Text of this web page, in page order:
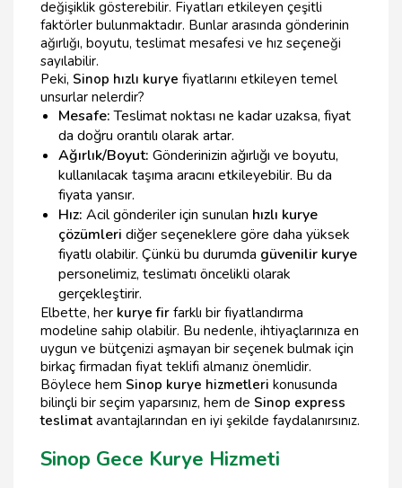
değişiklik gösterebilir. Fiyatları etkileyen çeşitli
faktörler bulunmaktadır. Bunlar arasında gönderinin
ağırlığı, boyutu, teslimat mesafesi ve hız seçeneği
sayılabilir.
Peki, Sinop hızlı kurye fiyatlarını etkileyen temel
unsurlar nelerdir?
Mesafe:Teslimat noktası ne kadar uzaksa, fiyat
da doğru orantılı olarak artar.
Ağırlık/Boyut: Gönderinizin ağırlığı ve boyutu,
kullanılacak taşıma aracını etkileyebilir. Bu da
fiyata yansır.
Hız: Acil gönderiler için sunulan hızlı kurye
çözümleri diğer seçeneklere göre daha yüksek
fiyatlı olabilir. Çünkü bu durumda güvenilir kurye
personelimiz, teslimatı öncelikli olarak
gerçekleştirir.
Elbette, her kurye fir farklı bir fiyatlandırma
modeline sahip olabilir. Bu nedenle, ihtiyaçlarınıza en
uygun ve bütçenizi aşmayan bir seçenek bulmak için
birkaç firmadan fiyat teklifi almanız önemlidir.
Böylece hem Sinop kurye hizmetleri konusunda
bilinçli bir seçim yaparsınız, hem de Sinop express
teslimat avantajlarından en iyi şekilde faydalanırsınız.
Sinop Gece Kurye Hizmeti